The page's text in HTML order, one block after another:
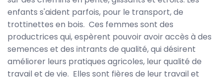
enfants s'aident parfois, pour le transport, de
trottinettes en bois. Ces femmes sont des
productrices qui, espèrent pouvoir avoir accès à des
semences et des intrants de qualité, qui désirent
améliorer leurs pratiques agricoles, leur qualité de
travail et de vie. Elles sont fières de leur travail et